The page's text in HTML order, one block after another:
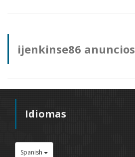
ijenkinse86 anuncios
Idiomas
Spanish